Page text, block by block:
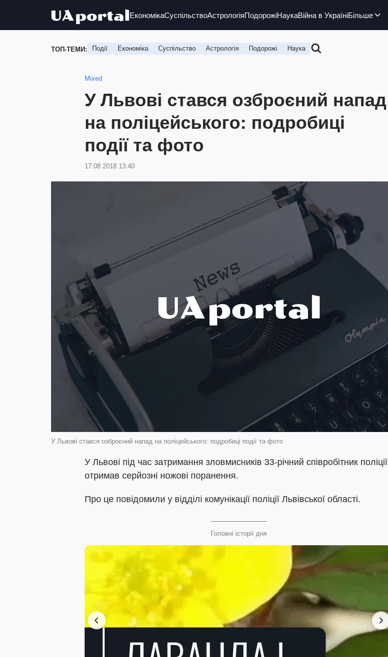
ЕкономікаСуспільствоАстрологіяПодорожіНаукаВійна в УкраїніБільше
ТОП-ТЕМИ: Події Економіка Суспільство Астрологія Подорожі Наука
Mixed
У Львові стався озброєний напад
на поліцейського: подробиці
події та фото
17.08.2018 13:40
У Львові стався озброєний напад на поліцейського: подробиці події та фото
У Львові під час затримання зловмисників 33-річний співробітник поліції
отримав серйозні ножові поранення.
Про це повідомили у відділі комунікації поліції Львівської області.
Головні історії дня